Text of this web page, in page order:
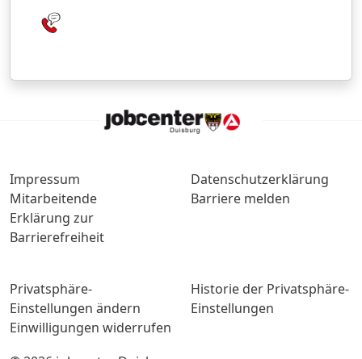
Impressum
Datenschutzerklärung
Mitarbeitende
Barriere melden
Erklärung zur
Barrierefreiheit
Privatsphäre-
Einstellungen ändern
Historie der Privatsphäre-
Einstellungen
Einwilligungen widerrufen